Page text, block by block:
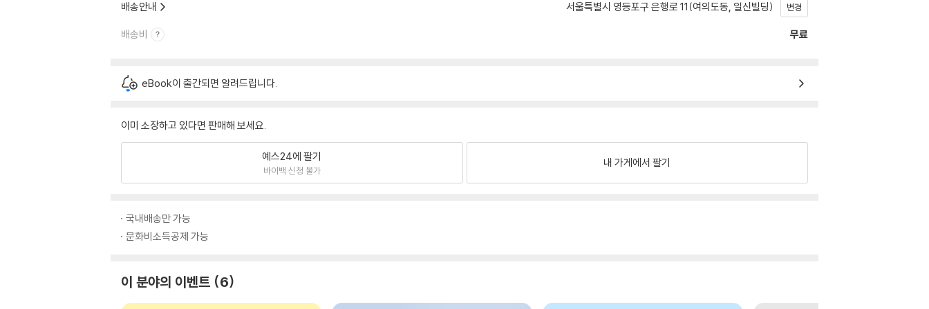
배송안내 서울특별시 영등포구 은행로 11(여의도동, 일신빌딩) 변경
배송비 무료
eBook이 출간되면 알려드립니다.
이미 소장하고 있다면 판매해 보세요.
예스24에 팔기
바이백 신청 불가
내 가게에서 팔기
국내배송만 가능
문화비소득공제 가능
이 분야의 이벤트 6